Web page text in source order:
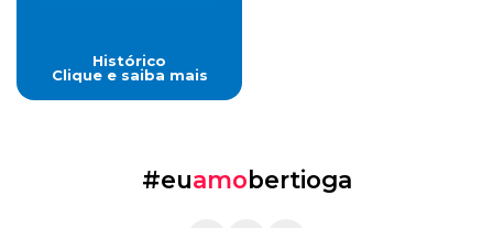
Histórico
Clique e saiba mais
#euamobertioga